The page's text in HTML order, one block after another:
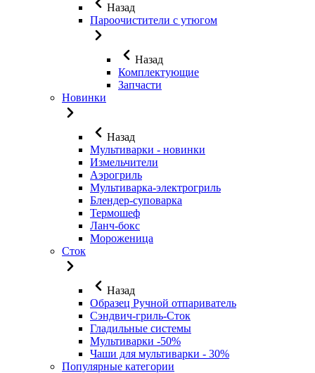
Назад
Пароочистители с утюгом
Назад
Комплектующие
Запчасти
Новинки
Назад
Мультиварки - новинки
Измельчители
Аэрогриль
Мультиварка-электрогриль
Блендер-суповарка
Термошеф
Ланч-бокс
Мороженица
Сток
Назад
Образец Ручной отпариватель
Сэндвич-гриль-Сток
Гладильные системы
Мультиварки -50%
Чаши для мультиварки - 30%
Популярные категории